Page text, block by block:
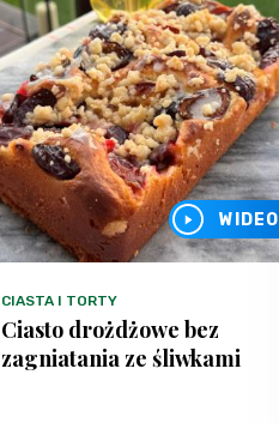
WIDEO
CIASTA I TORTY
Ciasto drożdżowe bez
zagniatania ze śliwkami